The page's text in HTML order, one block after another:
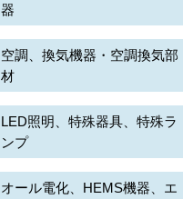
器
空調、換気機器・空調換気部
材
LED照明、特殊器具、特殊ラ
ンプ
オール電化、HEMS機器、エ